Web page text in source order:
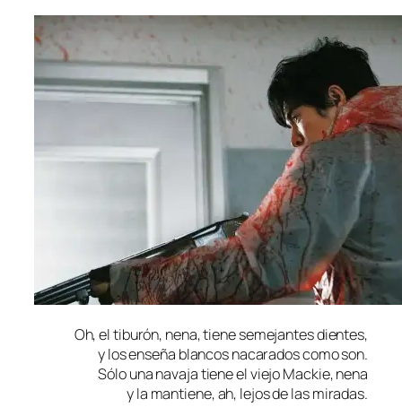
Oh, el ti­bu­rón, ne­na, tie­ne se­me­jan­tes dientes,
y los en­se­ña blan­cos na­ca­ra­dos co­mo son.
Sólo una na­va­ja tie­ne el vie­jo Mackie, nena
y la man­tie­ne, ah, le­jos de las miradas.